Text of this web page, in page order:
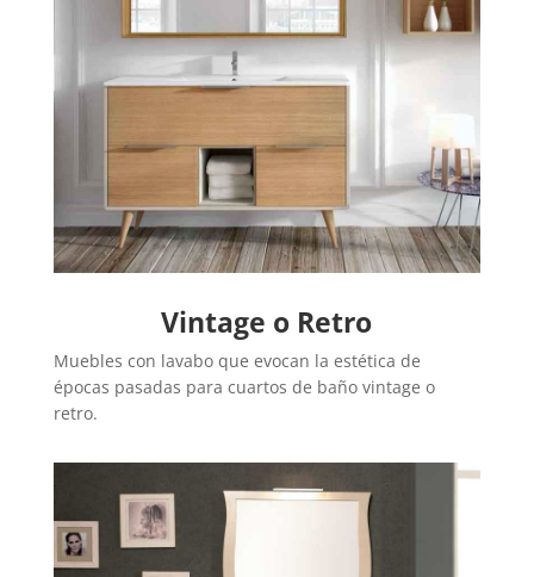
Vintage o Retro
Muebles con lavabo que evocan la estética de
épocas pasadas para cuartos de baño vintage o
retro.